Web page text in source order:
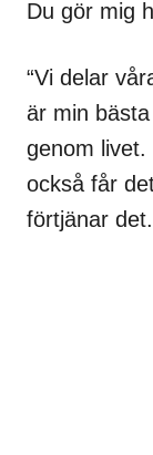
Du gör mig
“Vi delar
är min
genom
också får
förtjänar